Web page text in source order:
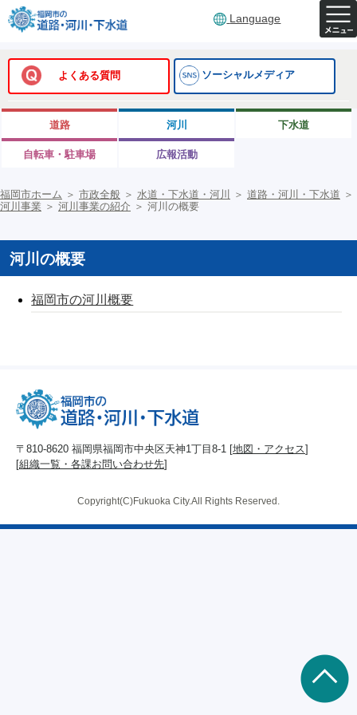
Language
よくある質問 ソーシャルメディア
道路 河川 下水道
自転車・駐車場 広報活動
福岡市ホーム ＞ 市政全般 ＞ 水道・下水道・河川 ＞ 道路・河川・下水道 ＞
河川事業 ＞ 河川事業の紹介 ＞ 河川の概要
河川の概要
福岡市の河川概要
〒810-8620 福岡県福岡市中央区天神1丁目8-1 [地図・アクセス]
[組織一覧・各課お問い合わせ先]
Copyright(C)Fukuoka City.All Rights Reserved.